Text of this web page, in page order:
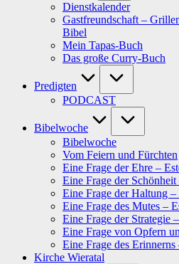
Dienstkalender
Gastfreundschaft –
Bibel
Mein Tapas-Buch
Das große Curry-Buch
Predigten
PODCAST
Bibelwoche
Bibelwoche
Vom Feiern und Fürchten
Eine Frage der Ehre –
Eine Frage der
Eine Frage der Haltung –
Eine Frage des Mutes –
Eine Frage der Strategie
Eine Frage von Opfern
Eine Frage des
Kirche Wieratal